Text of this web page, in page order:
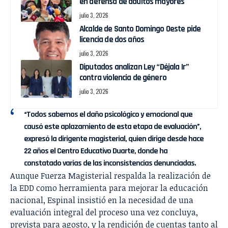
julio 3, 2026
Alcalde de Santo Domingo Oeste pide
licencia de dos años
julio 3, 2026
Diputados analizan Ley “Déjala Ir”
contra violencia de género
julio 3, 2026
“Todos sabemos el daño psicológico y emocional que
causó este aplazamiento de esta etapa de evaluación”,
expresó la dirigente magisterial, quien dirige desde hace
22 años el Centro Educativo Duarte, donde ha
constatado varias de las inconsistencias denunciadas.
Aunque Fuerza Magisterial respalda la realización de
la EDD como herramienta para mejorar la educación
nacional, Espinal insistió en la necesidad de una
evaluación integral del proceso una vez concluya,
prevista para agosto, y la rendición de cuentas tanto al